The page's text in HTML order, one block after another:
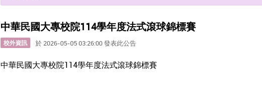
中華民國大專校院114學年度法式滾球錦標賽
校外資訊 於 2026-05-05 03:26:00 發表此公告
中華民國大專校院114學年度法式滾球錦標賽